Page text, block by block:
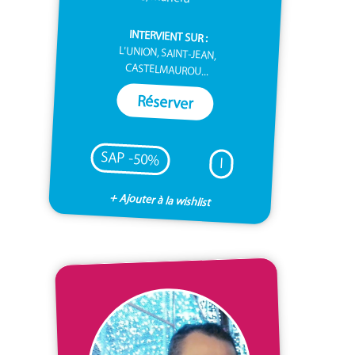
INTERVIENT SUR :
L'UNION, SAINT-JEAN,
CASTELMAUROU...
Réserver
SAP -50% I
+ Ajouter à la wishlist